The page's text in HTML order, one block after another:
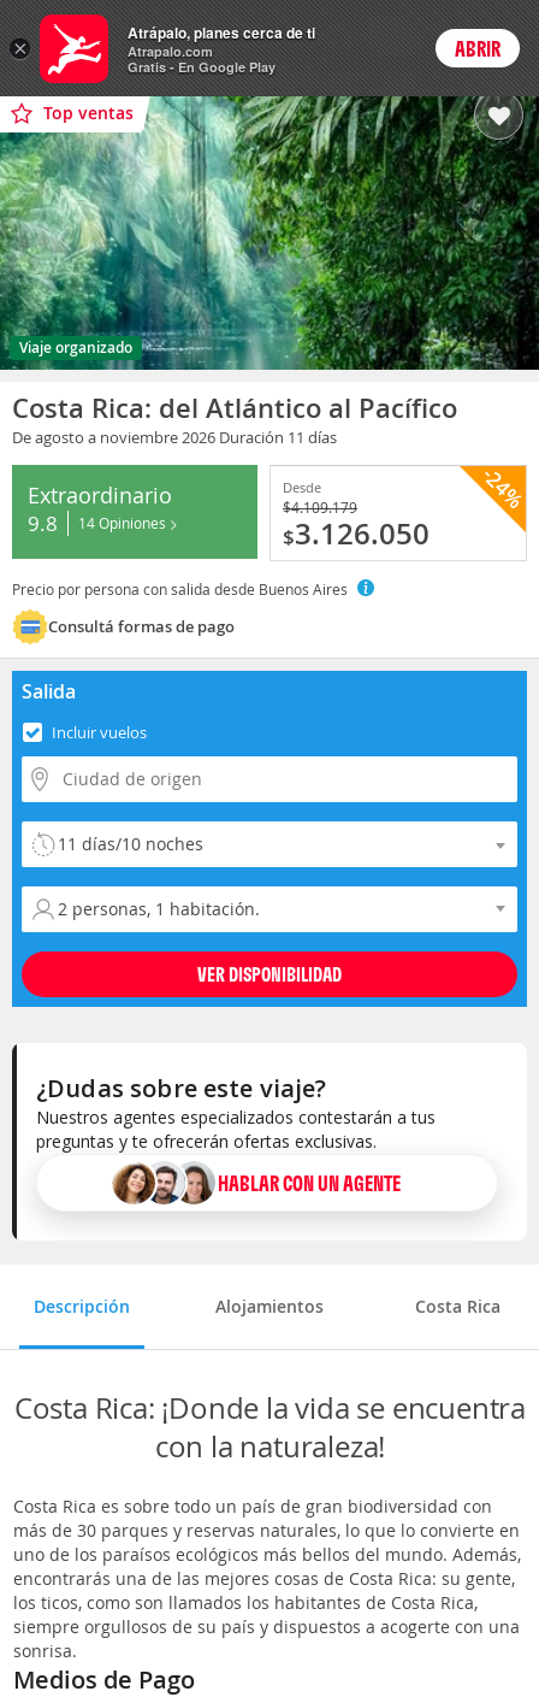
Paquetes Precios enPeso
ARSCambiar moneda
Login
Top ventas
Viaje organizado
Costa Rica: del Atlántico al Pacífico
De agosto a noviembre 2026 Duración 11 días
Extraordinario
9.8 14 Opiniones
-24%
Desde
$4.109.179
$3.126.050
Precio por persona con salida desde Buenos Aires
Consultá formas de pago
Salida
Incluir vuelos
Selecciona la duración del viaje
Selecciona la ocupación
¿Dudas sobre este viaje?
Nuestros agentes especializados contestarán a tus
preguntas y te ofrecerán ofertas exclusivas.
HABLAR CON UN AGENTE
Descripción Alojamientos Costa Rica
Costa Rica: ¡Donde la vida se encuentra
con la naturaleza!
Costa Rica es sobre todo un país de gran biodiversidad con
más de 30 parques y reservas naturales, lo que lo convierte en
uno de los paraísos ecológicos más bellos del mundo. Además,
encontrarás una de las mejores cosas de Costa Rica: su gente,
los ticos, como son llamados los habitantes de Costa Rica,
siempre orgullosos de su país y dispuestos a acogerte con una
sonrisa.
Medios de Pago
×
Atrápalo, planes cerca de ti
Atrapalo.com
Gratis - En Google Play
ABRIR